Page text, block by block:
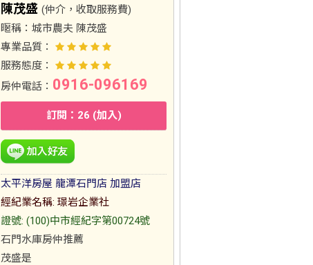
陳茂盛 (仲介，收取服務費)
暱稱： 城市農夫 陳茂盛
專業品質：
服務態度：
房仲電話： 0916-096169
訂閱：26 (加入)
太平洋房屋 龍潭石門店 加盟店
經紀業名稱: 璟岩企業社
證號: (100)中市經紀字第00724號
石門水庫房仲推薦
茂盛是